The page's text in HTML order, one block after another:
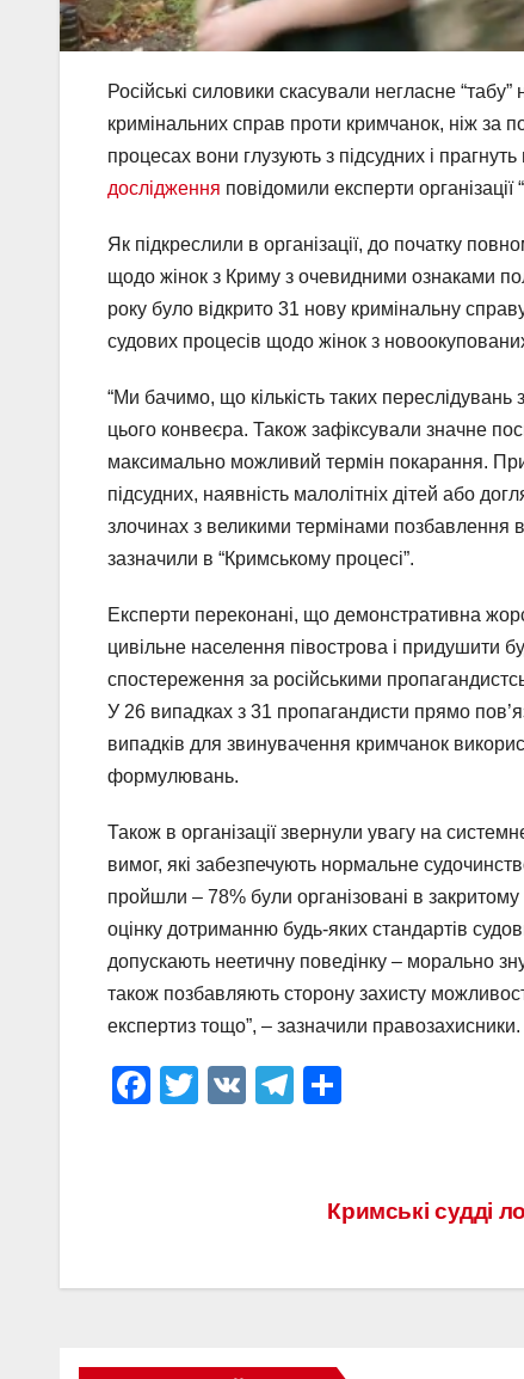
Російські силовики скасували негласне
кримінальних справ проти кримчанок, ніж за
процесах вони глузують з підсудних і
дослідження повідомили експерти
Як підкреслили в організації, до початку
щодо жінок з Криму з очевидними ознаками
року було відкрито 31 нову кримінальну
судових процесів щодо жінок з
“Ми бачимо, що кількість таких
цього конвеєра. Також зафіксували значне
максимально можливий термін покарання. При
підсудних, наявність малолітніх дітей або
злочинах з великими термінами позбавлення
зазначили в “Кримському процесі”.
Експерти переконані, що демонстративна
цивільне населення півострова і придушити
спостереження за російськими
У 26 випадках з 31 пропагандисти прямо
випадків для звинувачення кримчанок
формулювань.
Також в організації звернули увагу на
вимог, які забезпечують нормальне
пройшли – 78% були організовані в
оцінку дотриманню будь-яких стандартів
допускають неетичну поведінку – морально
також позбавляють сторону захисту
експертиз тощо”, – зазначили правозахисники.
F
T
V
T
л
и
Кримські судді